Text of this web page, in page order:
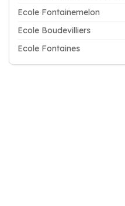
Ecole Fontainemelon
Ecole Boudevilliers
Ecole Fontaines